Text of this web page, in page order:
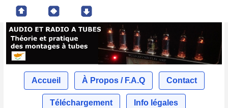
Accueil À Propos / F.A.Q Contact
Téléchargement Info légales